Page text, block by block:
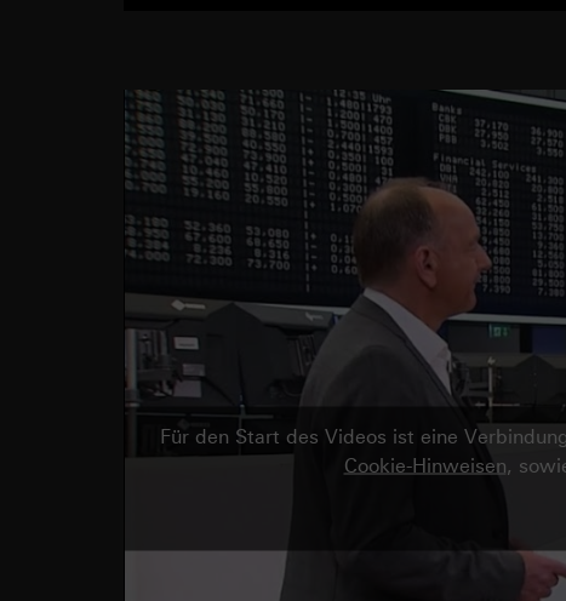
Für den Start des Videos ist eine
Cookie-Hinweisen,